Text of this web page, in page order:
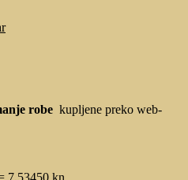
robe kupljene preko web-